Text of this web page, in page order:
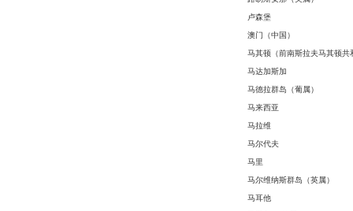
卢森堡
澳门（中国）
马其顿（前南斯拉夫马其顿共
马达加斯加
马德拉群岛（葡属）
马来西亚
马拉维
马尔代夫
马里
马尔维纳斯群岛（英属）
马耳他